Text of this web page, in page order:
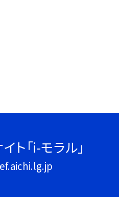
ト「i-モラル」